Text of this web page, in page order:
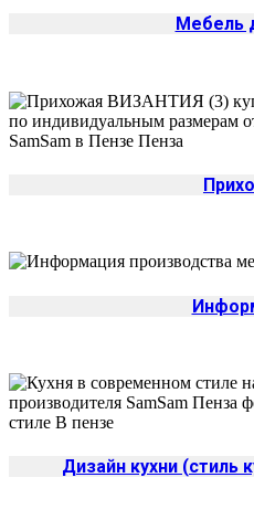
Мебель
Дизайн кухни (стиль